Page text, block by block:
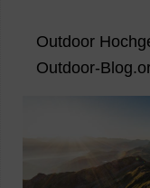
Outdoor
Outdoor-